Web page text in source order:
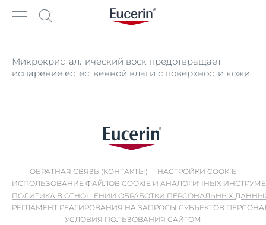
Микрокристаллический воск предотвращает
испарение естественной влаги с поверхности кожи.
ОБРАТНАЯ СВЯЗЬ (КОНТАКТЫ)
НАСТРОЙКИ COOKIE
ИСПОЛЬЗОВАНИЕ ФАЙЛОВ COOKIE И АНАЛОГИЧНЫХ
ПОЛИТИКА В ОТНОШЕНИИ ОБРАБОТКИ ПЕРСОНАЛЬНЫХ
РЕГЛАМЕНТ РЕАГИРОВАНИЯ НА ЗАПРОСЫ СУБЪЕКТОВ
УСЛОВИЯ ПОЛЬЗОВАНИЯ САЙТОМ